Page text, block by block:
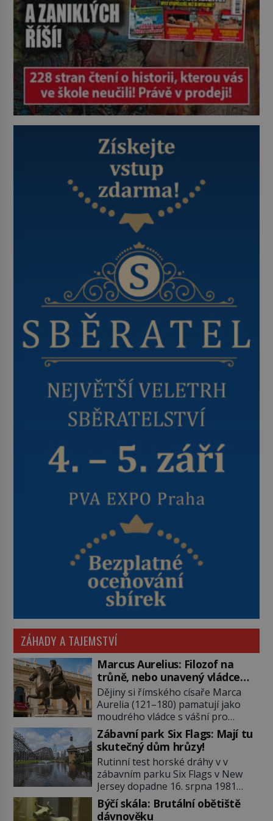
ZÁHADY A TAJEMSTVÍ
Marcus Aurelius: Filozof na
trůně, nebo unavený vládce
závislý na opiu?
Dějiny si římského císaře Marca
Aurelia (121–180) pamatují jako
moudrého vládce s vášní pro
filozofii, byť musíme tuto moudrost
vnímat v kontextu jeho postavení i
doby, ve které žil. Máme však nyní
rozbít tuto obecně přijímanou
pravdu na padrť a prohlásit, že to
byl jen životem unavený a drogou
ovládaný muž? Marcus Aurelius byl
zastáncem stoicismu, učení, […]
Zábavní park Six Flags: Mají tu
skutečný dům hrůzy!
Rutinní test horské dráhy v v
zábavním parku Six Flags v New
Jersey dopadne 16. srpna 1981
katastrofou. 20letý technik Scott
Tyler se zřítí na zem! Zranění jsou
Býčí skála: Brutální obětiště
dávnověku